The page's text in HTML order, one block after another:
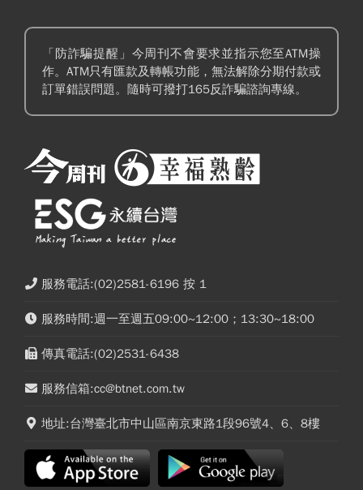
「防詐騙提醒」今周刊不會要求並指示您至ATM操
作。ATM只有匯款及轉帳功能，無法解除分期付款或
訂單錯誤問題。隨時可撥打165反詐騙諮詢專線。
服務電話:(02)2581-6196 按 1
服務時間:週一至週五09:00~12:00；13:30~18:00
傳真電話:(02)2531-6438
服務信箱:cc@btnet.com.tw
地址:台灣臺北市中山區南京東路1段96號4、6、8樓